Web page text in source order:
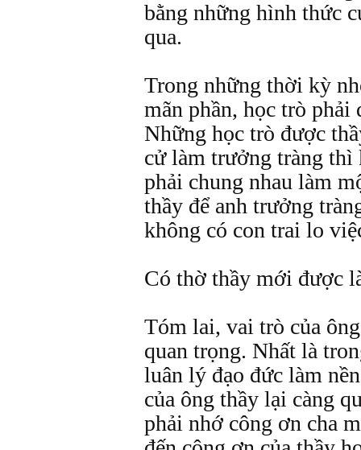
bằng những hình thức
qua.
Trong những thời kỳ
mãn phần, học trò phải
Những học trò được
cử làm trưởng tràng thì
phải chung nhau làm
thầy để anh trưởng
không có con trai lo
Có thờ thầy mới được
Tóm lai, vai trò của
quan trọng. Nhất là
luân lý đạo đức làm
của ông thầy lại càng
phải nhớ công ơn cha